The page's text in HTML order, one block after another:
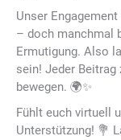
Unser
– doch manchmal
Ermutigung. Also
sein! Jeder Beitrag
bewegen. 🌍✨
Fühlt euch virtuell
Unterstützung! 💐